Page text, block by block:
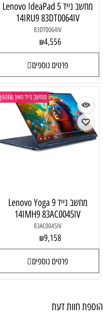
מחשב נייד Lenovo IdeaPad 5
14IRU9 83DT0064IV
83DT0064IV
₪4,556
פרטים נוספים
מחשב נייד טאץ
מחשב נייד Lenovo Yoga 9
14IMH9 83AC0045IV
83AC0045IV
₪9,158
פרטים נוספים
הוספת חוות דעת